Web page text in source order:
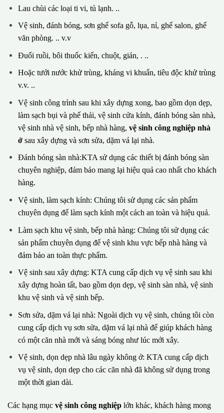
Lau chùi các loại ti vi, tủ lạnh. ..
Vệ sinh, đánh bóng, sơn ghế sofa gỗ, lụa, nỉ, ghế salon, ghế
văn phòng. .. v.v
Đuổi ruồi, bôi thuốc kiến, chuột, gián, . ..
Hoặc tưới nước khử trùng, kháng vi khuẩn, tiêu độc khử trùng
v.v. ..
Vệ sinh công trình sau khi xây dựng xong, bao gồm dọn dẹp,
làm sạch bụi và phế thải, vệ sinh cửa kính, đánh bóng sàn nhà,
vệ sinh nhà vệ sinh, bếp nhà hàng, vệ sinh công nghiệp nhà
ởsau xây dựng và sơn sửa, dặm vá lại nhà.
Đánh bóng sàn nhà:KTA sử dụng các thiết bị đánh bóng sàn
chuyên nghiệp, đảm bảo mang lại hiệu quả cao nhất cho khách
hàng.
Vệ sinh, làm sạch kính: Chúng tôi sử dụng các sản phẩm
chuyên dụng để làm sạch kính một cách an toàn và hiệu quả.
Làm sạch khu vệ sinh, bếp nhà hàng: Chúng tôi sử dụng các
sản phẩm chuyên dụng để vệ sinh khu vực bếp nhà hàng và
đảm bảo an toàn thực phẩm.
Vệ sinh sau xây dựng: KTA cung cấp dịch vụ vệ sinh sau khi
xây dựng hoàn tất, bao gồm dọn dẹp, vệ sinh sàn nhà, vệ sinh
khu vệ sinh và vệ sinh bếp.
Sơn sửa, dặm vá lại nhà: Ngoài dịch vụ vệ sinh, chúng tôi còn
cung cấp dịch vụ sơn sửa, dặm vá lại nhà để giúp khách hàng
có một căn nhà mới và sáng bóng như lúc mới xây.
Vệ sinh, dọn dẹp nhà lâu ngày không ở: KTA cung cấp dịch
vụ vệ sinh, dọn dẹp cho các căn nhà đã không sử dụng trong
một thời gian dài.
Các hạng mục vệ sinh công nghiệp lớn khác, khách hàng mong